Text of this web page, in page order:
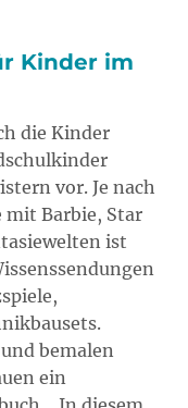
Kinder im
die Kinder
vor. Je nach
mit Barbie, Star
ist
bemalen
ein